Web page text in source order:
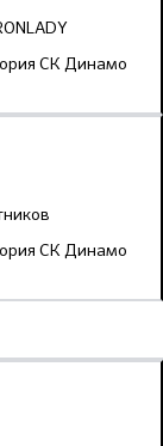
СК Динамо
СК Динамо